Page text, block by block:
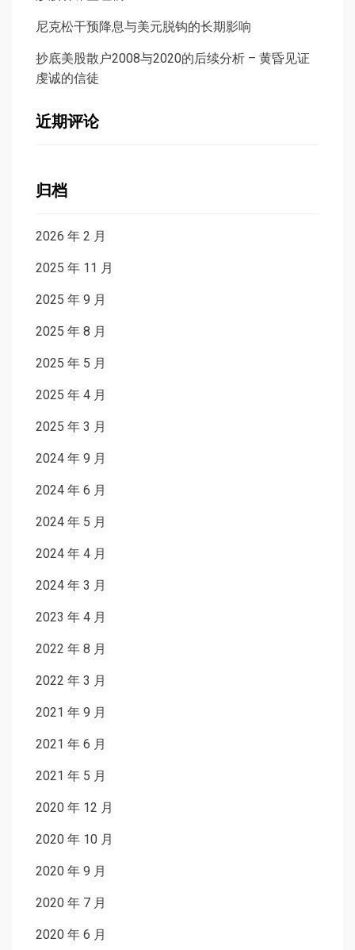
尼克松干预降息与美元脱钩的长期影响
抄底美股散户2008与2020的后续分析 – 黄昏见证
虔诚的信徒
近期评论
归档
2026 年 2 月
2025 年 11 月
2025 年 9 月
2025 年 8 月
2025 年 5 月
2025 年 4 月
2025 年 3 月
2024 年 9 月
2024 年 6 月
2024 年 5 月
2024 年 4 月
2024 年 3 月
2023 年 4 月
2022 年 8 月
2022 年 3 月
2021 年 9 月
2021 年 6 月
2021 年 5 月
2020 年 12 月
2020 年 10 月
2020 年 9 月
2020 年 7 月
2020 年 6 月